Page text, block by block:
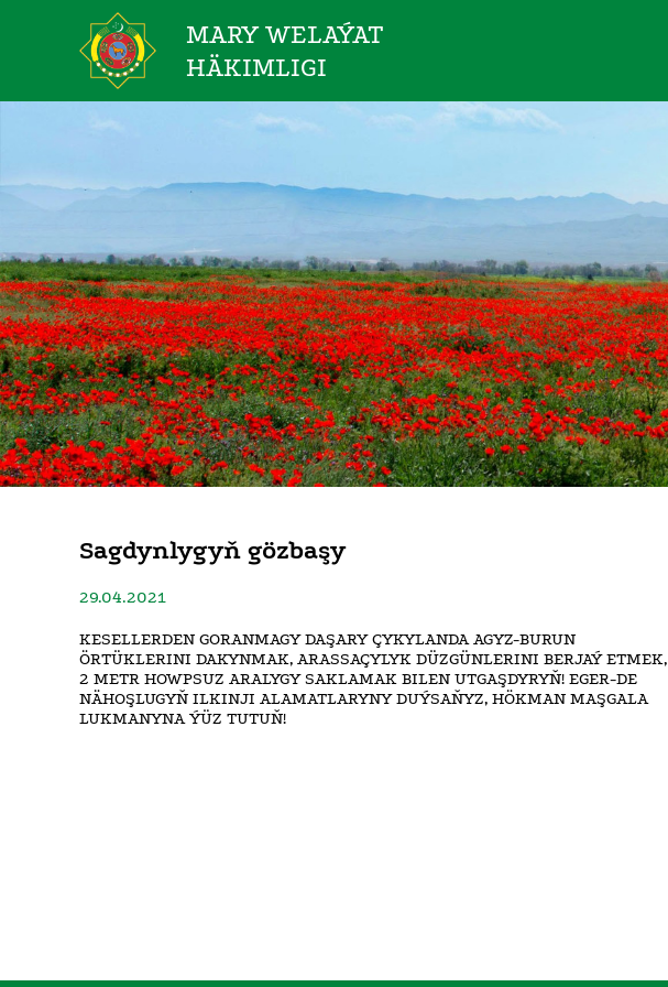
MARY WELAÝAT
HÄKIMLIGI
Sagdynlygyň gözbaşy
29.04.2021
KESELLERDEN GORANMAGY DAŞARY ÇYKYLANDA AGYZ-BURUN
ÖRTÜKLERINI DAKYNMAK, ARASSAÇYLYK DÜZGÜNLERINI BERJAÝ ETMEK,
2 METR HOWPSUZ ARALYGY SAKLAMAK BILEN UTGAŞDYRYŇ! EGER-DE
NÄHOŞLUGYŇ ILKINJI ALAMATLARYNY DUÝSAŇYZ, HÖKMAN MAŞGALA
LUKMANYNA ÝÜZ TUTUŇ!